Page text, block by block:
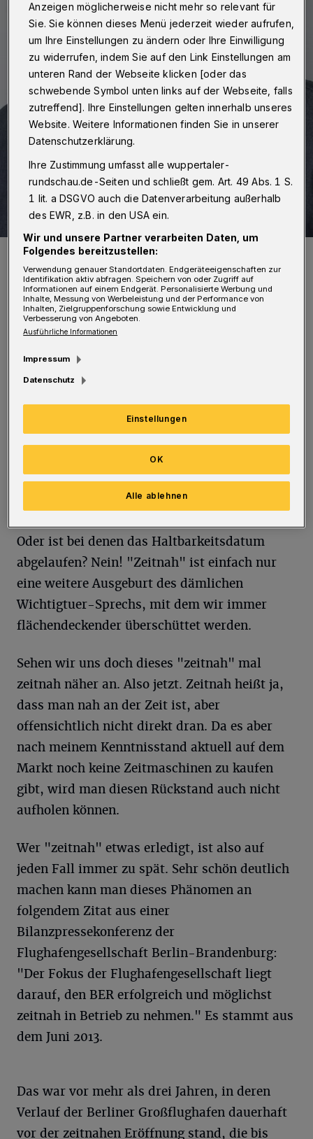
Rundschau-Redakteur Roderich Trapp.
Foto: Bettina Osswald
M an muss ja nicht jeden Blödsinn
mitmachen. Zum Beispiel das Wort
so plötzlich her? Waren bewährte Begriffe wie
oder in Urlaub, so dass man als
Verzweiflungstat auf diese Fehlkonstruktion
zurückgreifen musste?
Oder ist bei denen das Haltbarkeitsdatum
abgelaufen? Nein! "Zeitnah" ist einfach nur
eine weitere Ausgeburt des dämlichen
Wichtigtuer-Sprechs, mit dem wir immer
flächendeckender überschüttet werden.
Sehen wir uns doch dieses "zeitnah" mal
zeitnah näher an. Also jetzt. Zeitnah heißt ja,
dass man nah an der Zeit ist, aber
offensichtlich nicht direkt dran. Da es aber
nach meinem Kenntnisstand aktuell auf dem
Markt noch keine Zeitmaschinen zu kaufen
gibt, wird man diesen Rückstand auch nicht
aufholen können.
Wer "zeitnah" etwas erledigt, ist also auf
jeden Fall immer zu spät. Sehr schön deutlich
machen kann man dieses Phänomen an
folgendem Zitat aus einer
Bilanzpressekonferenz der
Flughafengesellschaft Berlin-Brandenburg:
"Der Fokus der Flughafengesellschaft liegt
darauf, den BER erfolgreich und möglichst
zeitnah in Betrieb zu nehmen." Es stammt aus
dem Juni 2013.
Das war vor mehr als drei Jahren, in deren
Verlauf der Berliner Großflughafen dauerhaft
vor der zeitnahen Eröffnung stand, die bis
Anzeigen möglicherweise nicht mehr so relevant für
Sie. Sie können dieses Menü jederzeit wieder aufrufen,
um Ihre Einstellungen zu ändern oder Ihre Einwilligung
zu widerrufen, indem Sie auf den Link Einstellungen am
unteren Rand der Webseite klicken [oder das
schwebende Symbol unten links auf der Webseite, falls
zutreffend]. Ihre Einstellungen gelten innerhalb unseres
Website. Weitere Informationen finden Sie in unserer
Datenschutzerklärung.
Ihre Zustimmung umfasst alle wuppertaler-
rundschau.de-Seiten und schließt gem. Art. 49 Abs. 1 S.
1 lit. a DSGVO auch die Datenverarbeitung außerhalb
des EWR, z.B. in den USA ein.
Wir und unsere Partner verarbeiten Daten, um
Folgendes bereitzustellen:
Verwendung genauer Standortdaten. Endgeräteeigenschaften zur
Identifikation aktiv abfragen. Speichern von oder Zugriff auf
Informationen auf einem Endgerät. Personalisierte Werbung und
Inhalte, Messung von Werbeleistung und der Performance von
Inhalten, Zielgruppenforschung sowie Entwicklung und
Verbesserung von Angeboten.
Ausführliche Informationen
Impressum
Datenschutz
Einstellungen
Alle ablehnen
OK